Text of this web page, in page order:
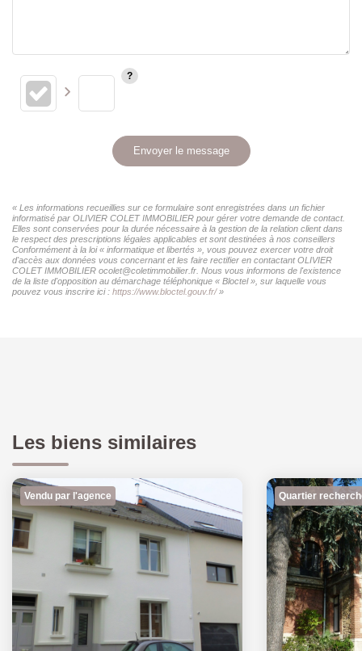
Envoyer le message
« Les informations recueillies sur ce formulaire sont enregistrées dans un fichier
informatisé par OLIVIER COLET IMMOBILIER pour gérer votre demande de contact.
Elles sont conservées pour la durée nécessaire à la gestion de la relation client dans
le respect des prescriptions légales applicables et sont destinées à nos conseillers
Conformément à la loi « informatique et libertés », vous pouvez exercer votre droit
d'accès aux données vous concernant et les faire rectifier en contactant OLIVIER
COLET IMMOBILIER ocolet@coletimmobilier.fr. Nous vous informons de l'existence
de la liste d'opposition au démarchage téléphonique « Bloctel », sur laquelle vous
pouvez vous inscrire ici : https://www.bloctel.gouv.fr/»
Les biens similaires
Vendu par l'agence Quartier